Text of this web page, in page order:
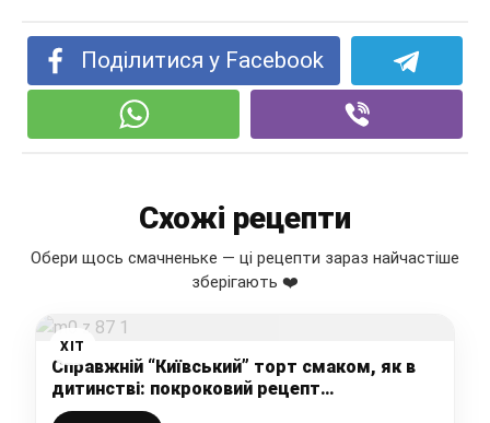
Поділитися у Facebook
Схожі рецепти
Обери щось смачненьке — ці рецепти зараз найчастіше
зберігають ❤️
ХІТ
Справжній “Київський” торт смаком, як в
дитинстві: покроковий рецепт
приготування мого найулюбленішого торта